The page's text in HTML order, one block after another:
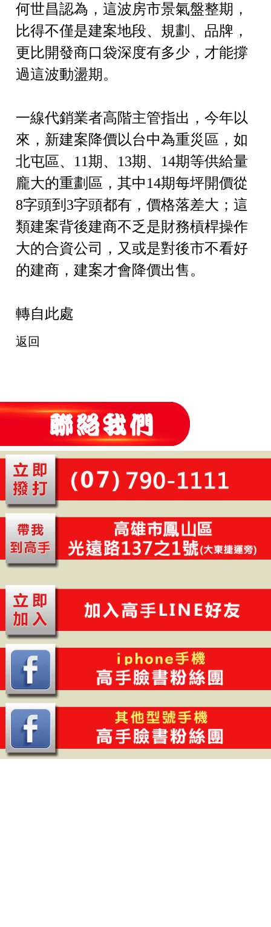
何世昌認為，這波房市景氣盤整期，
比得不僅是建案地段、規劃、品牌，
更比開發商口袋深度有多少，才能撐
過這波動盪期。
一線代銷業者高階主管指出，今年以
來，新建案降價以台中為重災區，如
北屯區、11期、13期、14期等供給量
龐大的重劃區，其中14期每坪開價從
8字頭到3字頭都有，價格落差大；這
類建案背後建商不乏是財務槓桿操作
大的合資公司，又或是對後市不看好
的建商，建案才會降價出售。
轉自此處
返回